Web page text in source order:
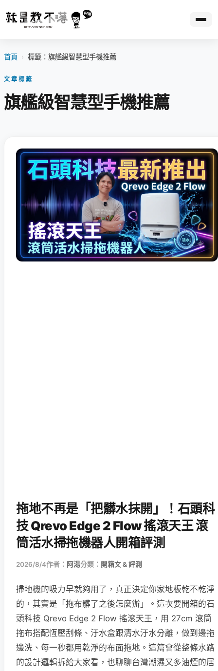
首頁 › 標籤：旗艦級智慧型手機推薦
文章標籤
旗艦級智慧型手機推薦
拖地不再是「把髒水抹開」！石頭科
技 Qrevo Edge 2 Flow 搖滾天王 滾
筒活水掃拖機器人開箱評測
2026/8/4作者： 阿湯分類： 開箱文 & 評測
掃地機的吸力早就夠用了，真正決定你家地板乾不乾淨
的，其實是「拖布髒了之後怎麼辦」。這次要開箱的石
頭科技 Qrevo Edge 2 Flow 搖滾天王，用 27cm 滾筒
拖布搭配恆壓刮條、汙水盒跟清水汙水分離，做到邊拖
邊洗、每一秒都用乾淨的布面拖地。這篇會從整條水路
的設計邏輯拆給大家看，也聊聊台灣潮濕又多油煙的居